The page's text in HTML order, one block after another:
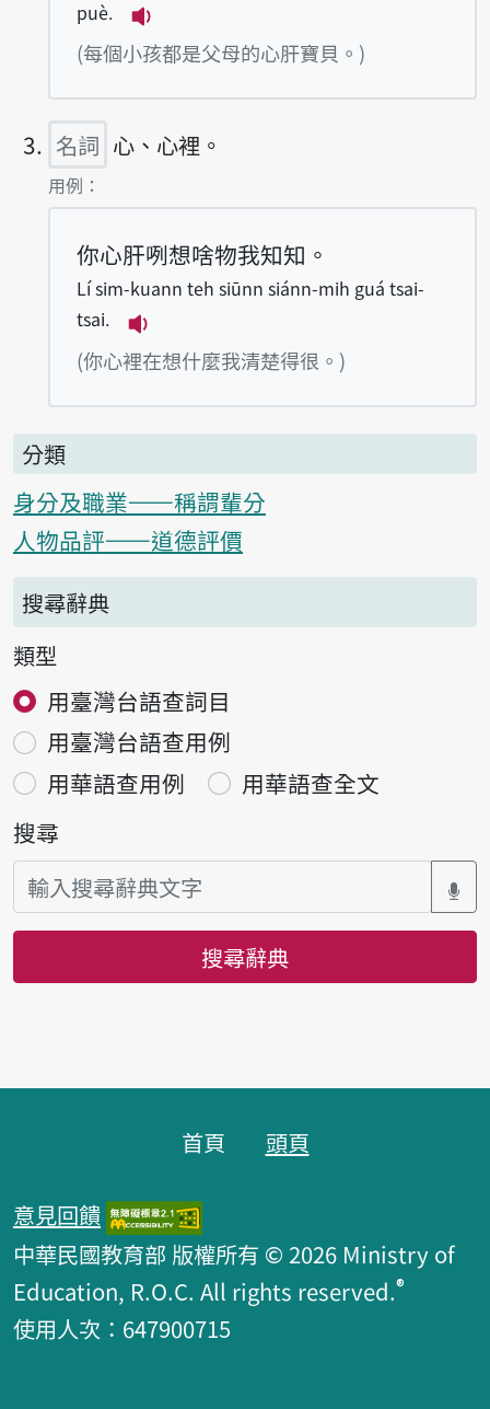
puè.
播放例句Ta̍k ê gín-á lóng sī pē-
(每個小孩都是父母的心肝寶貝。)
名詞 心、心裡。
第3項釋義的
用例：
你心肝咧想啥物我知知。
Lí sim-kuann teh siūnn siánn-mih guá tsai-
tsai.
播放例句Lí sim-kuann teh siūnn
(你心裡在想什麼我清楚得很。)
分類
身分及職業——稱謂輩分
人物品評——道德評價
搜尋辭典
類型
用臺灣台語查詞目
用臺灣台語查用例
用華語查用例
用華語查全文
搜尋
搜尋辭典
首頁 頭頁
意見回饋
中華民國教育部 版權所有 © 2026 Ministry of
Education, R.O.C. All rights reserved.®
使用人次：647900715